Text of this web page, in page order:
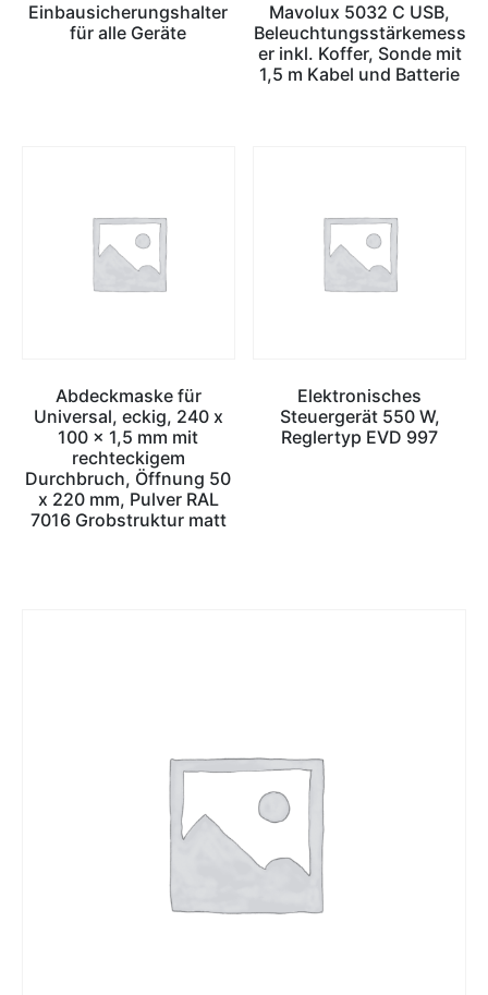
Einbausicherungshalter
für alle Geräte
Mavolux 5032 C USB,
Beleuchtungsstärkemess
er inkl. Koffer, Sonde mit
1,5 m Kabel und Batterie
Abdeckmaske für
Universal, eckig, 240 x
100 x 1,5 mm mit
rechteckigem
Durchbruch, Öffnung 50
x 220 mm, Pulver RAL
7016 Grobstruktur matt
Elektronisches
Steuergerät 550 W,
Reglertyp EVD 997